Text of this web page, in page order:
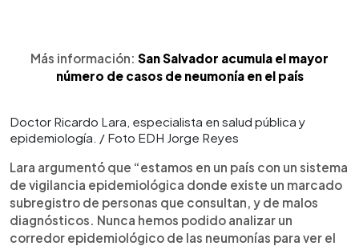
Más información: San Salvador acumula el mayor
número de casos de neumonía en el país
Doctor Ricardo Lara, especialista en salud pública y
epidemiología. / Foto EDH Jorge Reyes
Lara argumentó que “estamos en un país con un sistema
de vigilancia epidemiológica donde existe un marcado
subregistro de personas que consultan, y de malos
diagnósticos. Nunca hemos podido analizar un
corredor epidemiológico de las neumonías para ver el